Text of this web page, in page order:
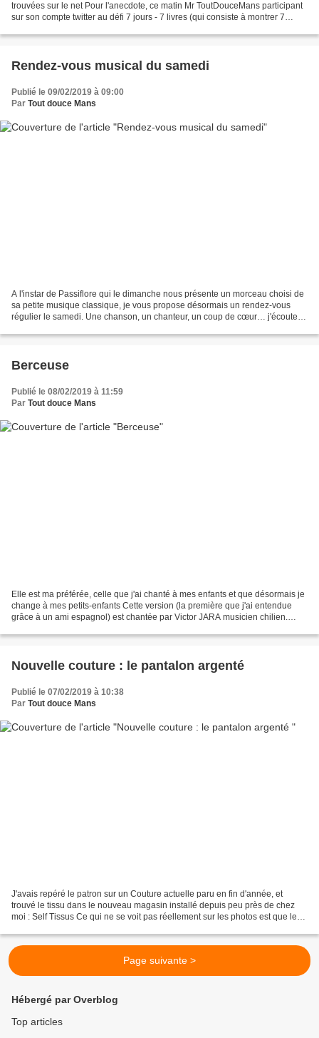
trouvées sur le net Pour l'anecdote, ce matin Mr ToutDouceMans participant
sur son compte twitter au défi 7 jours - 7 livres (qui consiste à montrer 7
Rendez-vous musical du samedi
Publié le 09/02/2019 à 09:00
Par Tout douce Mans
A l'instar de Passiflore qui le dimanche nous présente un morceau choisi de
sa petite musique classique, je vous propose désormais un rendez-vous
régulier le samedi. Une chanson, un chanteur, un coup de cœur… j'écoute
Berceuse
Publié le 08/02/2019 à 11:59
Par Tout douce Mans
Elle est ma préférée, celle que j'ai chanté à mes enfants et que désormais je
change à mes petits-enfants Cette version (la première que j'ai entendue
grâce à un ami espagnol) est chantée par Victor JARA musicien chilien.
Nouvelle couture : le pantalon argenté
Publié le 07/02/2019 à 10:38
Par Tout douce Mans
J'avais repéré le patron sur un Couture actuelle paru en fin d'année, et
trouvé le tissu dans le nouveau magasin installé depuis peu près de chez
moi : Self Tissus Ce qui ne se voit pas réellement sur les photos est que le
Page suivante >
Hébergé par Overblog
Top articles